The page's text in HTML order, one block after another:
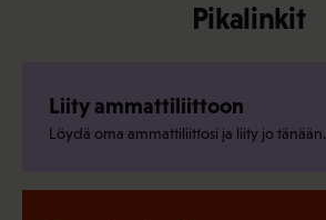
Pikalinkit
Liity ammattiliittoon
Löydä oma ammattiliittosi ja liity jo tänään.